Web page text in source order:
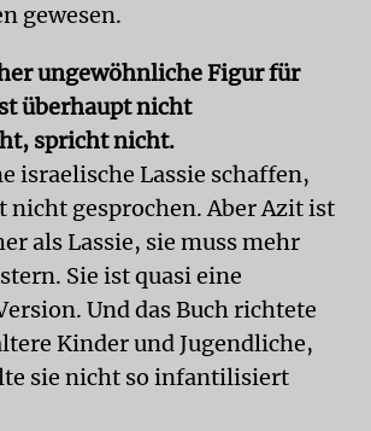
gewesen.
ungewöhnliche Figur für
überhaupt nicht
spricht nicht.
israelische Lassie schaffen,
nicht gesprochen. Aber Azit ist
als Lassie, sie muss mehr
Sie ist quasi eine
Und das Buch richtete
Kinder und Jugendliche,
sie nicht so infantilisiert